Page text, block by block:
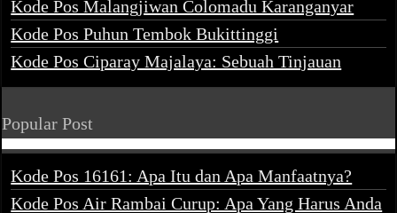
Kode Pos Malangjiwan Colomadu Karanganyar
Kode Pos Puhun Tembok Bukittinggi
Kode Pos Ciparay Majalaya: Sebuah Tinjauan
Popular Post
Kode Pos 16161: Apa Itu dan Apa Manfaatnya?
Kode Pos Air Rambai Curup: Apa Yang Harus Anda